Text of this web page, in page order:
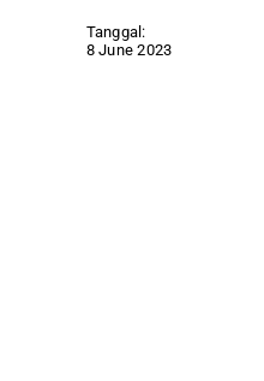
Tanggal:
8 June 2023